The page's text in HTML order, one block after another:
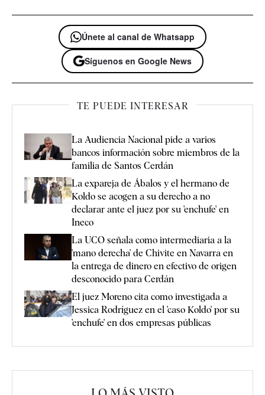
Únete al canal de Whatsapp
Síguenos en Google News
TE PUEDE INTERESAR
La Audiencia Nacional pide a varios
bancos información sobre miembros de la
familia de Santos Cerdán
La expareja de Ábalos y el hermano de
Koldo se acogen a su derecho a no
declarar ante el juez por su 'enchufe' en
Ineco
La UCO señala como intermediaria a la
'mano derecha' de Chivite en Navarra en
la entrega de dinero en efectivo de origen
desconocido para Cerdán
El juez Moreno cita como investigada a
Jessica Rodríguez en el 'caso Koldo' por su
'enchufe' en dos empresas públicas